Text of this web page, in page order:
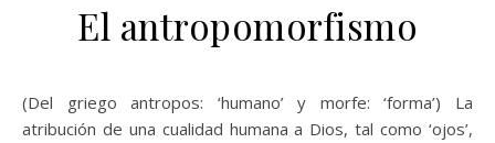
El antropomorfismo
(Del griego antropos: ‘humano’ y morfe: ‘forma’) La
atribución de una cualidad humana a Dios, tal como ‘ojos’,